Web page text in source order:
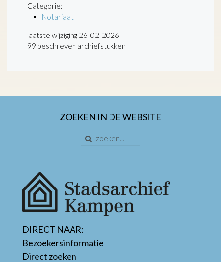
Categorie:
Notariaat
laatste wijziging 26-02-2026
99 beschreven archiefstukken
ZOEKEN IN DE WEBSITE
DIRECT NAAR:
Bezoekersinformatie
Direct zoeken